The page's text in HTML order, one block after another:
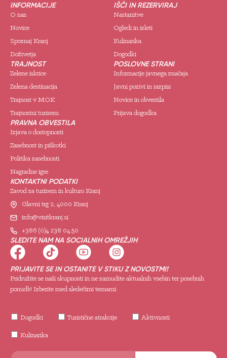
INFORMACIJE
O nas
Novice
Spoznaj Kranj
Doživetja
IŠČI IN REZERVIRAJ
Nastanitve
Ogledi in izleti
Kulinarika
Dogodki
TRAJNOST
Zelene iskrice
Zelena destinacija
Trajnost v MOK
Trajnostni turizem
POSLOVNE STRANI
Informacije javnega značaja
Javni pozivi in razpisi
Novice in obvestila
Prijava dogodka
PRAVNA OBVESTILA
Izjava o dostopnosti
Zasebnost in piškotki
Politika zasebnosti
Nagradne igre
KONTAKTNI PODATKI
Zavod za turizem in kulturo Kranj
Glavni trg 2, 4000 Kranj
info@visitkranj.si
+386 (0)4 238 04 50
SLEDITE NAM NA SOCIALNIH OMREŽJIH
PRIJAVITE SE IN OSTANITE V STIKU Z NOVOSTMI!
Pridružite se naši skupnosti in ne zamudite aktualnih vsebin ter posebnih
ponudb! Izberite med sledečimi temami:
Dogodki Turistične atrakcije Aktivnosti
Kulinarika